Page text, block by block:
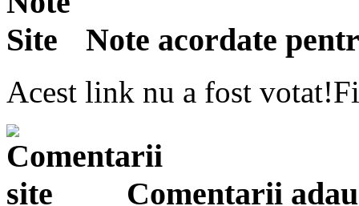
Note acordate
Acest link nu a fost
Comentarii